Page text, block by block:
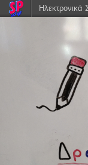
Ηλεκτρονικά